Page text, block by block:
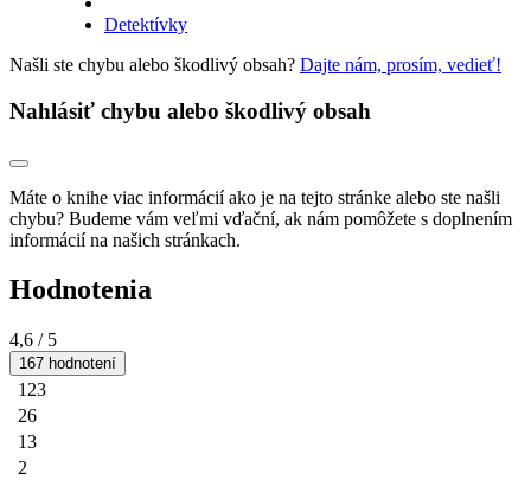
Detektívky
Našli ste chybu alebo škodlivý obsah? Dajte nám, prosím, vedieť!
Nahlásiť chybu alebo škodlivý obsah
Máte o knihe viac informácií ako je na tejto stránke alebo ste našli
chybu? Budeme vám veľmi vďační, ak nám pomôžete s doplnením
informácií na našich stránkach.
Hodnotenia
4,6 / 5
167 hodnotení
123
26
13
2